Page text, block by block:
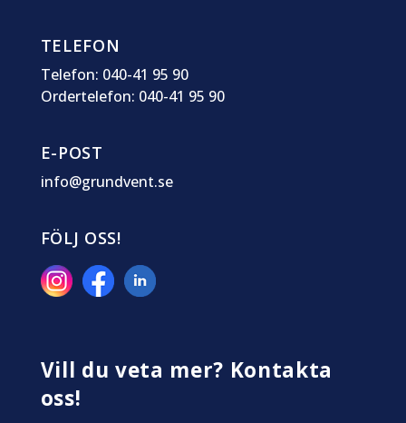
TELEFON
Telefon: 040-41 95 90
Ordertelefon: 040-41 95 90
E-POST
info@grundvent.se
FÖLJ OSS!
Vill du veta mer? Kontakta
oss!